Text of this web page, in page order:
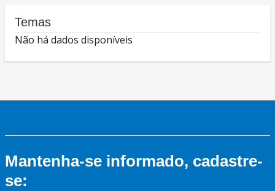
Temas
Não há dados disponíveis
Mantenha-se informado, cadastre-
se: